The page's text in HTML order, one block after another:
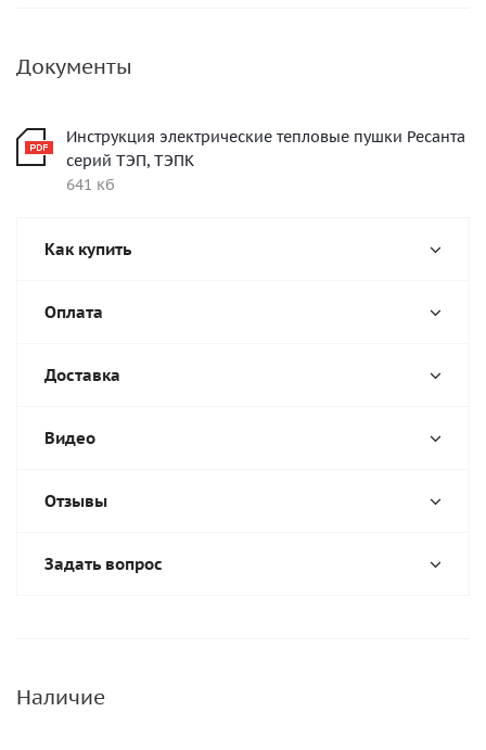
Документы
Инструкция электрические тепловые пушки Ресанта
серий ТЭП, ТЭПК
641 кб
Как купить
Оплата
Доставка
Видео
Отзывы
Задать вопрос
Наличие